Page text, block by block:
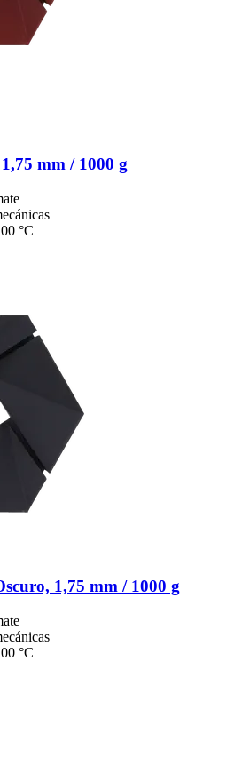
mm / 1000 g
°C
1,75 mm / 1000 g
°C